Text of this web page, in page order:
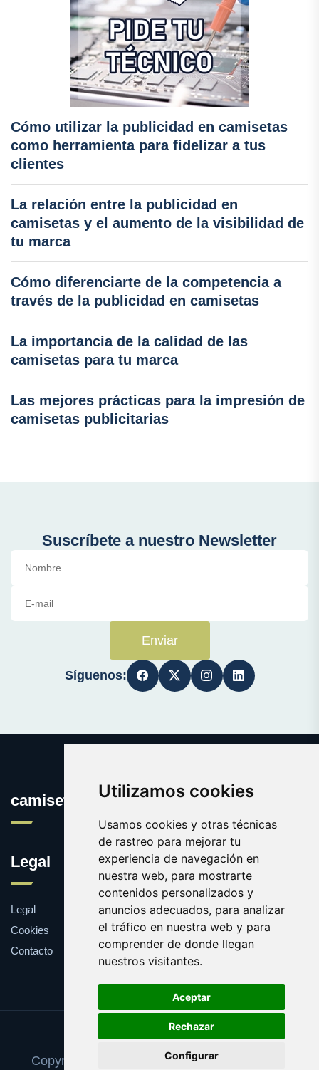
Utilizamos cookies
Usamos cookies y otras técnicas
de rastreo para mejorar tu
experiencia de navegación en
nuestra web, para mostrarte
contenidos personalizados y
anuncios adecuados, para analizar
el tráfico en nuestra web y para
comprender de donde llegan
nuestros visitantes.
Aceptar
Rechazar
Configurar
Cómo utilizar la publicidad en camisetas
como herramienta para fidelizar a tus
clientes
La relación entre la publicidad en
camisetas y el aumento de la visibilidad de
tu marca
Cómo diferenciarte de la competencia a
través de la publicidad en camisetas
La importancia de la calidad de las
camisetas para tu marca
Las mejores prácticas para la impresión de
camisetas publicitarias
Suscríbete a nuestro Newsletter
Enviar
Síguenos:
camisetasconpublicidad.es
Legal
Legal
Cookies
Contacto
Update cookies preferences
Copyright © 2025 camisetasconpublicidad.es